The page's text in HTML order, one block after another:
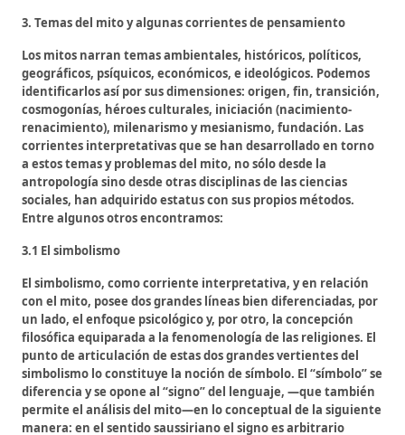
3. Temas del mito y algunas corrientes de pensamiento
Los mitos narran temas ambientales, históricos, políticos,
geográficos, psíquicos, económicos, e ideológicos. Podemos
identificarlos así por sus dimensiones: origen, fin, transición,
cosmogonías, héroes culturales, iniciación (nacimiento-
renacimiento), milenarismo y mesianismo, fundación. Las
corrientes interpretativas que se han desarrollado en torno
a estos temas y problemas del mito, no sólo desde la
antropología sino desde otras disciplinas de las ciencias
sociales, han adquirido estatus con sus propios métodos.
Entre algunos otros encontramos:
3.1 El simbolismo
El simbolismo, como corriente interpretativa, y en relación
con el mito, posee dos grandes líneas bien diferenciadas, por
un lado, el enfoque psicológico y, por otro, la concepción
filosófica equiparada a la fenomenología de las religiones. El
punto de articulación de estas dos grandes vertientes del
simbolismo lo constituye la noción de símbolo. El “símbolo” se
diferencia y se opone al “signo” del lenguaje, —que también
permite el análisis del mito—en lo conceptual de la siguiente
manera: en el sentido saussiriano el signo es arbitrario